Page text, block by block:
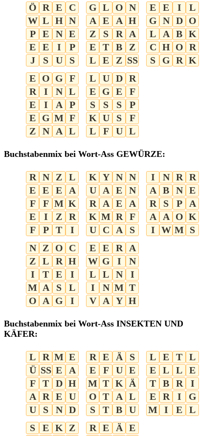
Ö R E
C
W L H N
P
E N
E
E
E I
P
J
S U S
G L O N
A
E A H
Z
S R
A
E
T B
Z
L
E Z SS
E E I
L
G N D
O
L
A B K
C H O R
S
G R K
E
O G
F
R
I N
L
E
I A
P
E
G M F
Z
N A L
L U D
R
E
G E
F
S
S S
P
K U S
F
L
F U L
Buchstabenmix bei Wort-Ass GEWÜRZE:
R N Z
L
E
E E
A
F
F M K
E
I Z
R
F
P T I
K Y N
N
U
A E
N
R
A E
A
K M R
F
U
C A S
I N R
R
A
B N
E
R
S P
A
A
A O K
I
W M S
N
Z O
C
Z
L R H
I
T E
I
M A S
L
O
A G I
E E R
A
W G I
N
L
L N
I
I
N M T
V
A Y H
Buchstabenmix bei Wort-Ass INSEKTEN UND
KÄFER:
L R M E
Ü SS E
A
F
T D H
A
R E
U
U
S N D
R E Ä
S
E
F U
E
M T K
Ä
O T A
L
S
T B U
L E T
L
E
L L
E
T
B R
I
E
R I
G
M
I E
L
S
E K
Z
R E Ä
E